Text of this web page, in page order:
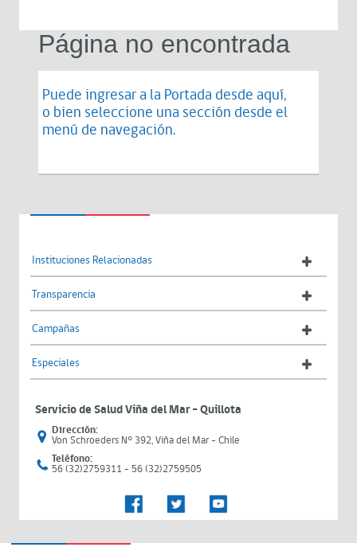
Página no encontrada
Puede ingresar a la Portada desde aquí,
o bien seleccione una sección desde el
menú de navegación.
Instituciones Relacionadas
Transparencia
Campañas
Especiales
Servicio de Salud Viña del Mar – Quillota
Dirección:
Von Schroeders N° 392, Viña del Mar - Chile
Teléfono:
56 (32)2759311 - 56 (32)2759505